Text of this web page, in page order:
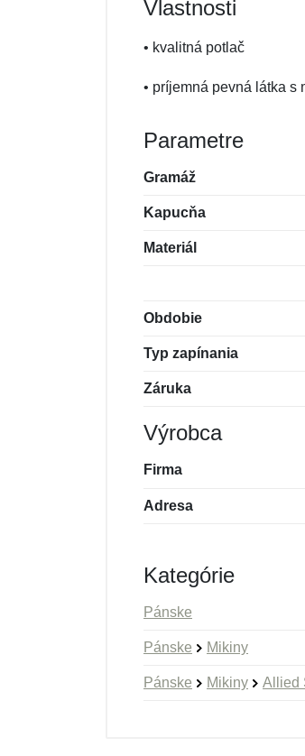
Vlastnosti
• kvalitná potlač
• príjemná pevná látka s
Parametre
Gramáž
Kapucňa
Materiál
Obdobie
Typ zapínania
Záruka
Výrobca
Firma
Adresa
Kategórie
Pánske
Pánske Mikiny
Pánske Mikiny Allied